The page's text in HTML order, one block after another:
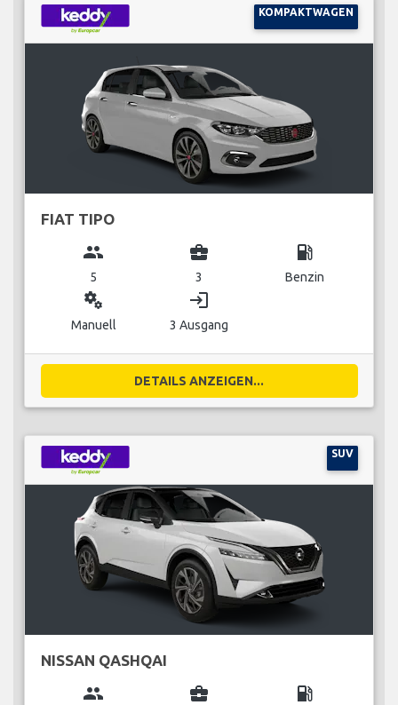
KOMPAKTWAGEN
FIAT TIPO
group
5
business_center
3
local_gas_station
Benzin
miscellaneous_services
Manuell
login
3 Ausgang
DETAILS ANZEIGEN...
SUV
NISSAN QASHQAI
group business_center local_gas_station